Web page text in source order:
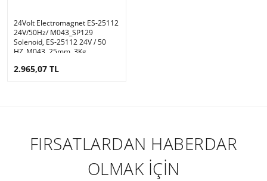
24Volt Electromagnet ES-25112
24V/50Hz/ M043_SP129
Solenoid, ES-25112 24V / 50
HZ_M043, 25mm, 3Kg
2.965,07 TL
FIRSATLARDAN HABERDAR
OLMAK İÇİN